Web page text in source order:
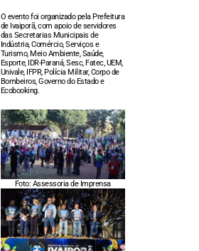
O evento foi organizado pela Prefeitura
de Ivaiporã, com apoio de servidores
das Secretarias Municipais de
Indústria, Comércio, Serviços e
Turismo, Meio Ambiente, Saúde,
Esporte, IDR-Paraná, Sesc, Fatec, UEM,
Univale, IFPR, Polícia Militar, Corpo de
Bombeiros, Governo do Estado e
Ecobooking.
Foto: Assessoria de Imprensa